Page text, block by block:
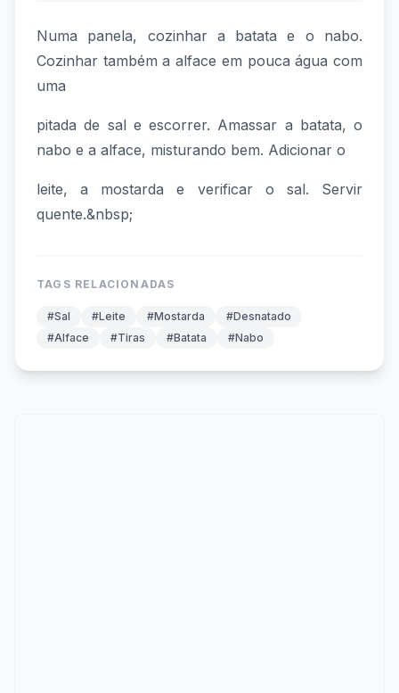
Numa panela, cozinhar a batata e o nabo.
Cozinhar também a alface em pouca água com
uma
pitada de sal e escorrer. Amassar a batata, o
nabo e a alface, misturando bem. Adicionar o
leite, a mostarda e verificar o sal. Servir
quente.&nbsp;
TAGS RELACIONADAS
#Sal #Leite #Mostarda
#Desnatado
#Alface
#Tiras #Batata #Nabo